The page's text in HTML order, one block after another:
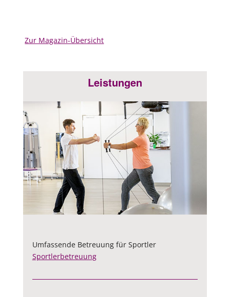
Zur Magazin-Übersicht
Leistungen
Umfassende Betreuung für Sportler
Sportlerbetreuung